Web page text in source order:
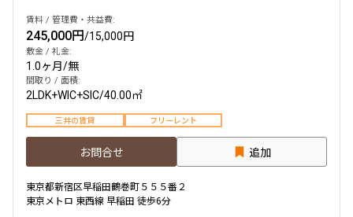
2件
お部屋を再検索
賃料 / 管理費・共益費:
245,000円/15,000円
敷金 / 礼金:
1.0ヶ月/無
間取り / 面積:
2LDK+WIC+SIC/40.00㎡
三井の賃貸 フリーレント
お問合せ 追加
東京都新宿区早稲田鶴巻町５５５番２
東京メトロ 東西線 早稲田 徒歩6分